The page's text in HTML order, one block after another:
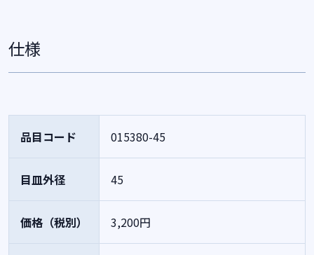
仕様
品目コード 015380-45
目皿外径 45
価格（税別） 3,200円